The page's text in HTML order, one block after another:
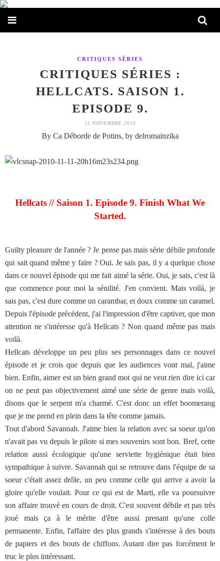
CRITIQUES SÉRIES
CRITIQUES SÉRIES :
HELLCATS. SAISON 1.
EPISODE 9.
11 NOVEMBRE 2010
By Ca Déborde de Potins, by delromainzika
Hellcats // Saison 1. Episode 9. Finish What We
Started.
Guilty pleasure de l'année ? Je pense pas mais série débile profonde
qui sait quand même y faire ? Oui. Je sais pas, il y a quelque chose
dans ce nouvel épisode qui me fait aimé la série. Oui, je sais, c'est là
que commence pour moi la sénilité. J'en convient. Mais voilà, je
sais pas, c'est dure comme un carambar, et doux comme un caramel.
Depuis l'épisode précédent, j'ai l'impression d'être captiver, que mon
attention ne s'intéresse qu'à Hellcats ? Non quand même pas mais
voilà.
Hellcats développe un peu plus ses personnages dans ce nouvel
épisode et je crois que depuis que les audiences vont mal, j'aime
bien. Enfin, aimer est un bien grand mot qui ne veut rien dire ici car
on ne peut pas objectivement aimé une série de genre mais voilà,
disons que le serpent m'a charmé. C'est donc un effet boomerang
que je me prend en plein dans la tête comme jamais.
Tout d'abord Savannah. J'aime bien la relation avec sa soeur qu'on
n'avait pas vu depuis le pilote si mes souvenirs sont bon. Bref, cette
relation aussi écologique qu'une serviette hygiénique était bien
sympathique à suivre. Savannah qui se retrouve dans l'équipe de sa
soeur c'était assez drôle, un peu comme celle qui arrive a avoir la
gloire qu'elle voulait. Pour ce qui est de Marti, elle va poursuivre
son affaire trouvé en cours de droit. C'est souvent débile et pas très
joué mais ça à le mérite d'être aussi prenant qu'une colle
permanente. Enfin, l'affaire des plus grands s'intéresse à des bouts
de papiers et des bouts de chiffons. Autant dire pas forcément le
truc le plus intéressant.